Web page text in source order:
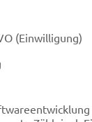
(Einwilligung)